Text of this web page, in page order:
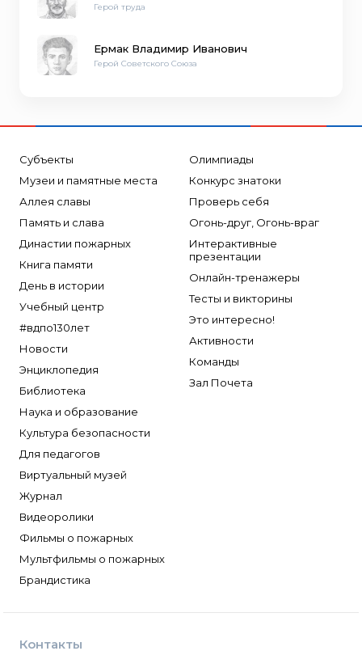
Герой труда
Ермак Владимир Иванович
Герой Советского Союза
Субъекты
Музеи и памятные места
Аллея славы
Память и слава
Династии пожарных
Книга памяти
День в истории
Учебный центр
#вдпо130лет
Новости
Энциклопедия
Библиотека
Наука и образование
Культура безопасности
Для педагогов
Виртуальный музей
Журнал
Видеоролики
Фильмы о пожарных
Мультфильмы о пожарных
Брандистика
Олимпиады
Конкурс знатоки
Проверь себя
Огонь-друг, Огонь-враг
Интерактивные
презентации
Онлайн-тренажеры
Тесты и викторины
Это интересно!
Активности
Команды
Зал Почета
Контакты